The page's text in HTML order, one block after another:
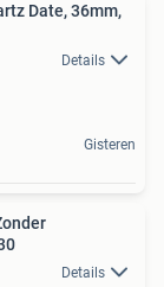
Date, 36mm,
Details
Gisteren
Details